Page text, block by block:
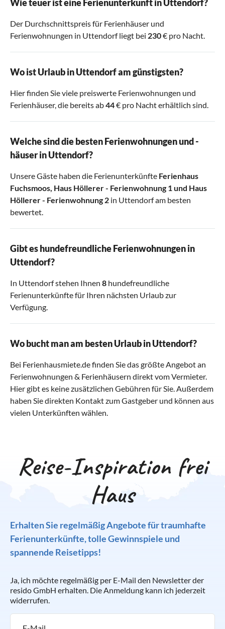
Wie teuer ist eine Ferienunterkunft in Uttendorf?
Der Durchschnittspreis für Ferienhäuser und
Ferienwohnungen in Uttendorf liegt bei 230€ pro Nacht.
Wo ist Urlaub in Uttendorf am günstigsten?
Hier finden Sie viele preiswerte Ferienwohnungen und
Ferienhäuser, die bereits ab44€ pro Nacht erhältlich sind.
Welche sind die besten Ferienwohnungen und -
häuser in Uttendorf?
Unsere Gäste haben die Ferienunterkünfte Ferienhaus
Fuchsmoos, Haus Höllerer - Ferienwohnung 1und Haus
Höllerer - Ferienwohnung 2 in Uttendorf am besten
bewertet.
Gibt es hundefreundliche Ferienwohnungen in
Uttendorf?
In Uttendorf stehen Ihnen 8 hundefreundliche
Ferienunterkünfte für Ihren nächsten Urlaub zur
Verfügung.
Wo bucht man am besten Urlaub in Uttendorf?
Bei Ferienhausmiete.de finden Sie das größte Angebot an
Ferienwohnungen & Ferienhäusern direkt vom Vermieter.
Hier gibt es keine zusätzlichen Gebühren für Sie. Außerdem
haben Sie direkten Kontakt zum Gastgeber und können aus
vielen Unterkünften wählen.
Reise-Inspiration frei
Haus
Erhalten Sie regelmäßig Angebote für traumhafte
Ferienunterkünfte, tolle Gewinnspiele und
spannende Reisetipps!
Ja, ich möchte regelmäßig per E-Mail den Newsletter der
resido GmbH erhalten. Die Anmeldung kann ich jederzeit
widerrufen.